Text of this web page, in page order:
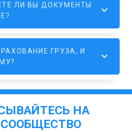
ЛИ ВЫ ДОКУМЕНТЫ
ГРУЗА, И
НА